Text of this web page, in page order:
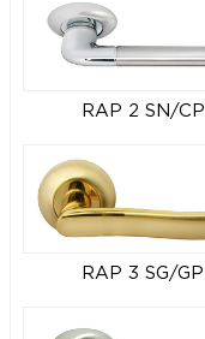
RAP 2 SN/CP
RAP 3 SG/GP